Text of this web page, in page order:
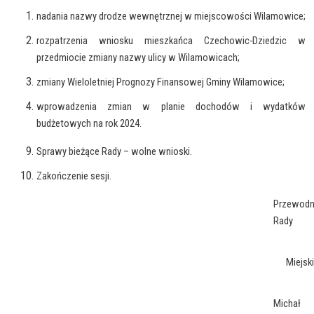
nadania nazwy drodze wewnętrznej w miejscowości Wilamowice;
rozpatrzenia wniosku mieszkańca Czechowic-Dziedzic w
przedmiocie zmiany nazwy ulicy w Wilamowicach;
zmiany Wieloletniej Prognozy Finansowej Gminy Wilamowice;
wprowadzenia zmian w planie dochodów i wydatków
budżetowych na rok 2024.
Sprawy bieżące Rady – wolne wnioski.
Zakończenie sesji.
Rady
Michał